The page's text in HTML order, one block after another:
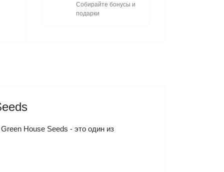
Собирайте бонусы и
подарки
House Seeds - это один из